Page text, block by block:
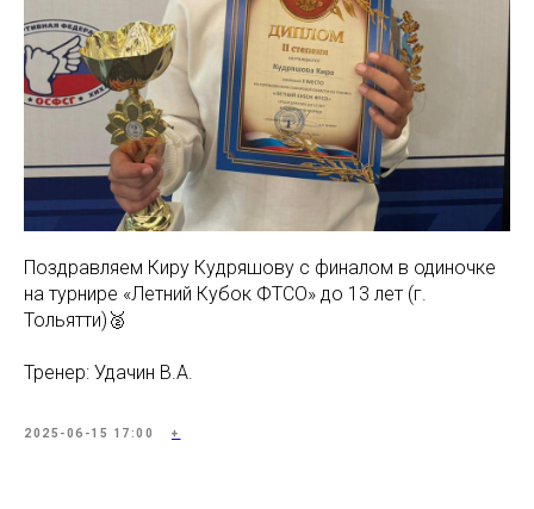
Поздравляем Киру Кудряшову с финалом в одиночке
на турнире «Летний Кубок ФТСО» до 13 лет (г.
Тольятти)🥈
Тренер: Удачин В.А.
2025-06-15 17:00 +